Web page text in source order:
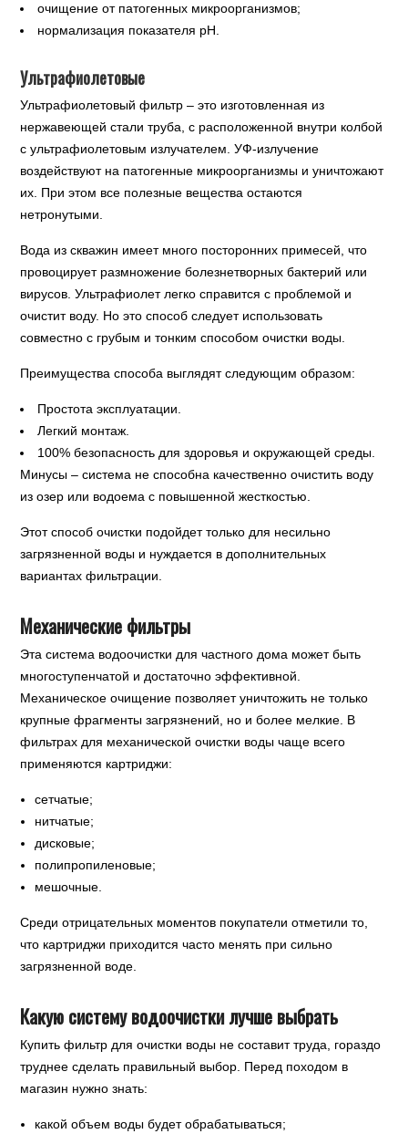
очищение от патогенных микроорганизмов;
нормализация показателя pH.
Ультрафиолетовые
Ультрафиолетовый фильтр – это изготовленная из
нержавеющей стали труба, с расположенной внутри колбой
с ультрафиолетовым излучателем. УФ-излучение
воздействуют на патогенные микроорганизмы и уничтожают
их. При этом все полезные вещества остаются
нетронутыми.
Вода из скважин имеет много посторонних примесей, что
провоцирует размножение болезнетворных бактерий или
вирусов. Ультрафиолет легко справится с проблемой и
очистит воду. Но это способ следует использовать
совместно с грубым и тонким способом очистки воды.
Преимущества способа выглядят следующим образом:
Простота эксплуатации.
Легкий монтаж.
100% безопасность для здоровья и окружающей среды.
Минусы – система не способна качественно очистить воду
из озер или водоема с повышенной жесткостью.
Этот способ очистки подойдет только для несильно
загрязненной воды и нуждается в дополнительных
вариантах фильтрации.
Механические фильтры
Эта система водоочистки для частного дома может быть
многоступенчатой и достаточно эффективной.
Механическое очищение позволяет уничтожить не только
крупные фрагменты загрязнений, но и более мелкие. В
фильтрах для механической очистки воды чаще всего
применяются картриджи:
сетчатые;
нитчатые;
дисковые;
полипропиленовые;
мешочные.
Среди отрицательных моментов покупатели отметили то,
что картриджи приходится часто менять при сильно
загрязненной воде.
Какую систему водоочистки лучше выбрать
Купить фильтр для очистки воды не составит труда, гораздо
труднее сделать правильный выбор. Перед походом в
магазин нужно знать:
какой объем воды будет обрабатываться;